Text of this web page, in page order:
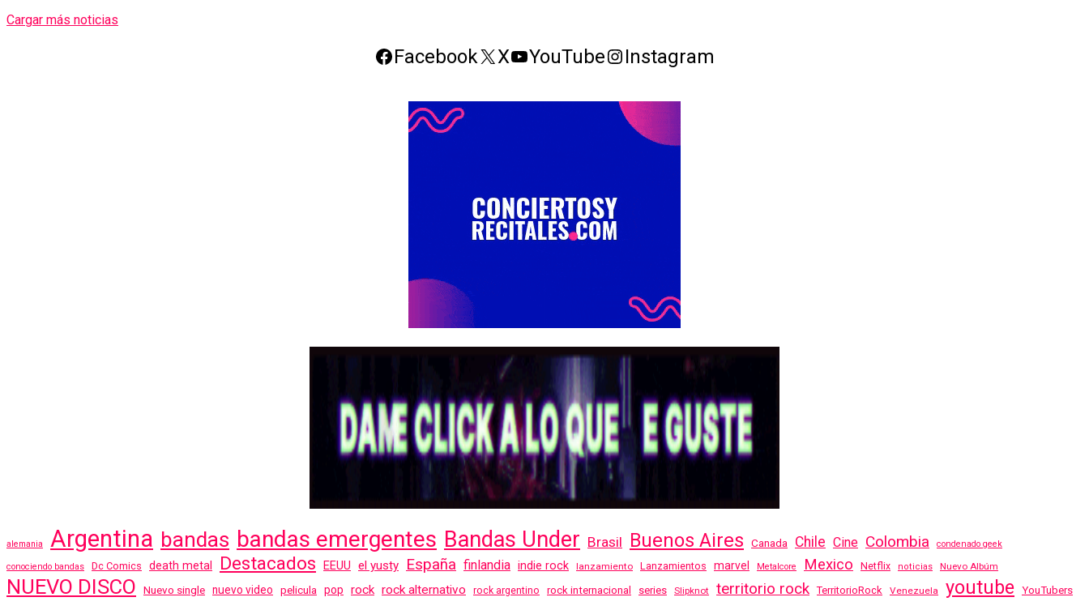
Cargar más noticias
Facebook X YouTube Instagram
alemania Argentina bandas bandas emergentes Bandas Under Brasil Buenos Aires Canada Chile Cine Colombia condenado geek
conociendo bandas Dc Comics death metal Destacados EEUU el yusty España finlandia indie rock lanzamiento Lanzamientos marvel Metalcore Mexico Netflix noticias Nuevo Albúm
NUEVO DISCO Nuevo single nuevo video pelicula pop rock rock alternativo rock argentino rock internacional series Slipknot territorio rock TerritorioRock Venezuela youtube YouTubers